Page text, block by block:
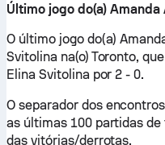
Último jogo do(a) Amanda
O último jogo do(a)
Svitolina na(o) Toronto,
Elina Svitolina por 2 - 0.
O separador dos
as últimas 100 partidas
das vitórias/derrotas.